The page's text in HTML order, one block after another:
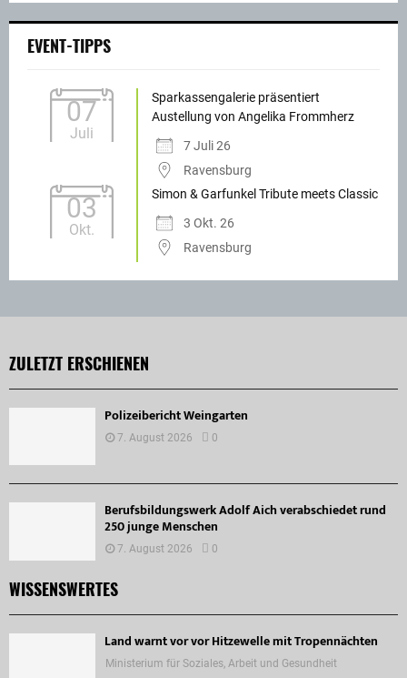
EVENT-TIPPS
07
Juli
Sparkassengalerie präsentiert
Austellung von Angelika Frommherz
7 Juli 26
Ravensburg
03
Okt.
Simon & Garfunkel Tribute meets Classic
3 Okt. 26
Ravensburg
ZULETZT ERSCHIENEN
Polizeibericht Weingarten
7. August 2026 0
Berufsbildungswerk Adolf Aich verabschiedet rund
250 junge Menschen
7. August 2026 0
WISSENSWERTES
Land warnt vor vor Hitzewelle mit Tropennächten
Ministerium für Soziales, Arbeit und Gesundheit